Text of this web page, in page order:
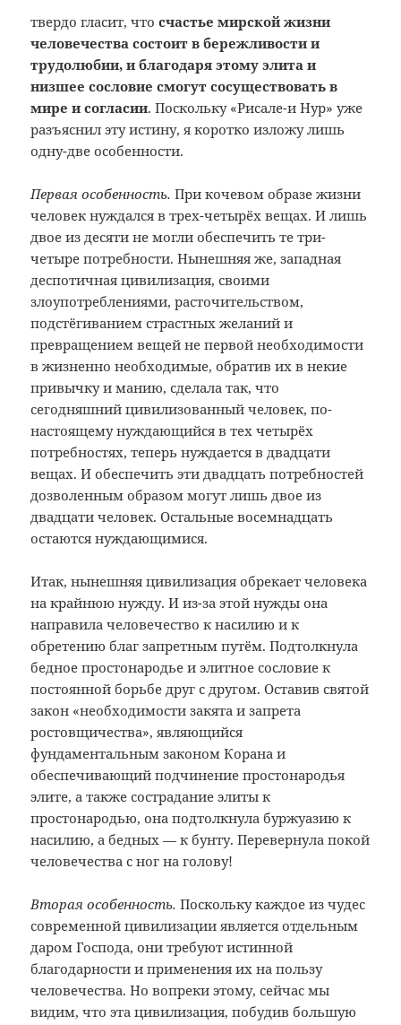
твердо гласит, чтосчастье мирской жизни
человечества состоит в бережливости и
трудолюбии, и благодаря этому элита и
низшее сословие смогут сосуществовать в
мире и согласии. Поскольку «Рисале-и Нур» уже
разъяснил эту истину, я коротко изложу лишь
одну-две особенности.
Первая особенность.При кочевом образе жизни
человек нуждался в трех-четырёх вещах. И лишь
двое из десяти не могли обеспечить те три-
четыре потребности. Нынешняя же, западная
деспотичная цивилизация, своими
злоупотреблениями, расточительством,
подстёгиванием страстных желаний и
превращением вещей не первой необходимости
в жизненно необходимые, обратив их в некие
привычку и манию, сделала так, что
сегодняшний цивилизованный человек, по-
настоящему нуждающийся в тех четырёх
потребностях, теперь нуждается в двадцати
вещах. И обеспечить эти двадцать потребностей
дозволенным образом могут лишь двое из
двадцати человек. Остальные восемнадцать
остаются нуждающимися.
Итак, нынешняя цивилизация обрекает человека
на крайнюю нужду. И из-за этой нужды она
направила человечество к насилию и к
обретению благ запретным путём. Подтолкнула
бедное простонародье и элитное сословие к
постоянной борьбе друг с другом. Оставив святой
закон «необходимости закята и запрета
ростовщичества», являющийся
фундаментальным законом Корана и
обеспечивающий подчинение простонародья
элите, а также сострадание элиты к
простонародью, она подтолкнула буржуазию к
насилию, а бедных — к бунту. Перевернула покой
человечества с ног на голову!
Вторая особенность. Поскольку каждое из чудес
современной цивилизации является отдельным
даром Господа, они требуют истинной
благодарности и применения их на пользу
человечества. Но вопреки этому, сейчас мы
видим, что эта цивилизация, побудив большую